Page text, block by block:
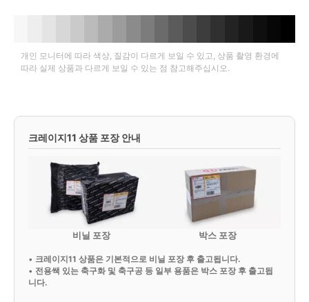
개인 모니터에 따라 색상, 질감이 다르게 보일 수 있고, 상품 촬영 환경에
따라 실제 상품과 다르게 보일 수 있는 점 참고해주십시오.
크레이지11 상품 포장 안내
비닐 포장 박스 포장
• 크레이지11 상품은 기본적으로 비닐 포장 후 출고됩니다.
• 전용쌕 있는 축구화 및 축구공 등 일부 용품은 박스 포장 후 출고됩
니다.